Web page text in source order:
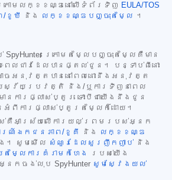
ក្រោមលក្ខខណ្ឌនៅលើទំព័រទិញ EULA/TOS
/ខូឃី
និង លក្ខខណ្ឌបញ្ចុះតម្លៃ ។
ក្រោមតម្លៃបញ្ចុះតម្លៃគឺមាន
េលជាវដែលបានផ្តល់ជូន។ បន្ទាប់ពីនោះ
ចអនុវត្តបាននៅពេលនោះនឹងអនុវត្ត
ស្វ័យប្រវត្តិ និង/ឬការទិញនាពេល
នការផ្លាស់ប្តូរ ទោះបីជាយើងនឹងជូន
ពីការផ្លាស់ប្តូរតម្លៃក៏ដោយ។
ងអស់គឺអាស្រ័យលើការយល់ព្រមរបស់អ្នក
ារណ៍ឯកជនភាព/ខូគី និង
លក្ខខណ្ឌ
។ សូមមើល សំណួរដែលសួរញឹកញាប់ និង
លៃការគំរាមកំហែង
របស់យើង
កចង់លុប SpyHunter សូមស្វែងយល់